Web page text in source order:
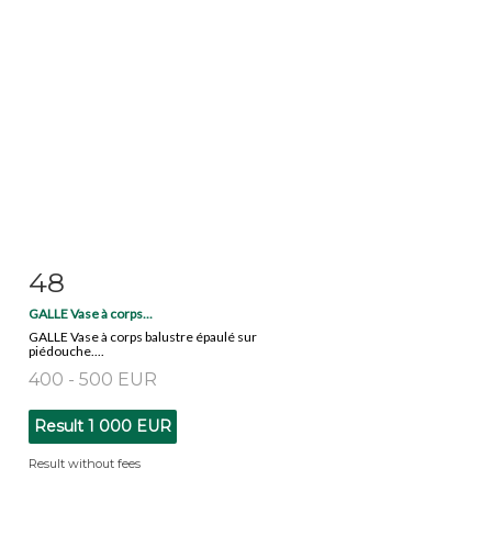
Item detail
48
GALLE Vase à corps...
GALLE Vase à corps balustre épaulé sur
piédouche....
400 - 500 EUR
Result 1 000 EUR
Result without fees